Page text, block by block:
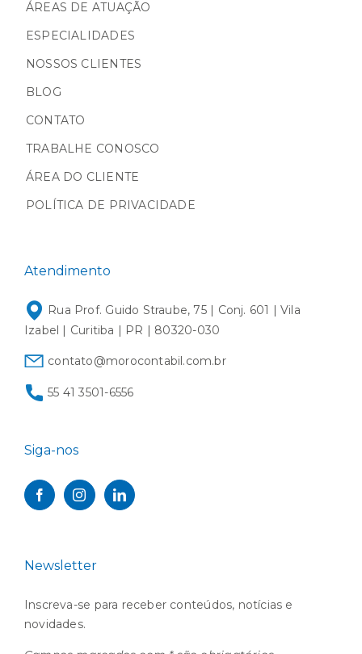
ÁREAS DE ATUAÇÃO
ESPECIALIDADES
NOSSOS CLIENTES
BLOG
CONTATO
TRABALHE CONOSCO
ÁREA DO CLIENTE
POLÍTICA DE PRIVACIDADE
Atendimento
Rua Prof. Guido Straube, 75 | Conj. 601 | Vila
Izabel | Curitiba | PR | 80320-030
contato@morocontabil.com.br
55 41 3501-6556
Siga-nos
Newsletter
Inscreva-se para receber conteúdos, notícias e
novidades.